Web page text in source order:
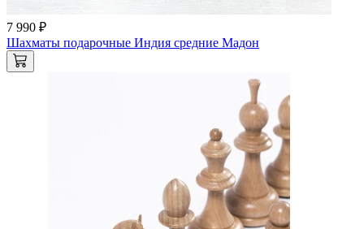
7 990 ₽
Шахматы подарочные Индия средние Мадон